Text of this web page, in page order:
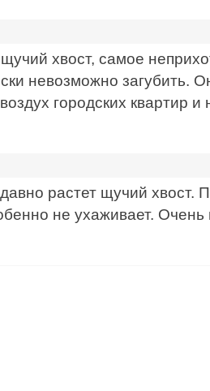
хвост, самое
невозможно загубить.
городских квартир и
растет щучий хвост.
не ухаживает. Очень